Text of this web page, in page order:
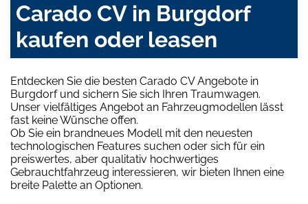
Carado CV in Burgdorf
kaufen oder leasen
Entdecken Sie die besten Carado CV Angebote in
Burgdorf und sichern Sie sich Ihren Traumwagen.
Unser vielfältiges Angebot an Fahrzeugmodellen lässt
fast keine Wünsche offen.
Ob Sie ein brandneues Modell mit den neuesten
technologischen Features suchen oder sich für ein
preiswertes, aber qualitativ hochwertiges
Gebrauchtfahrzeug interessieren, wir bieten Ihnen eine
breite Palette an Optionen.